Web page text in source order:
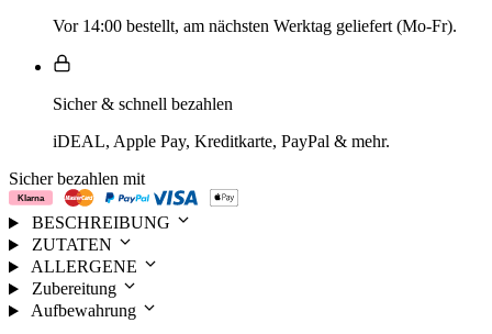
Vor 14:00 bestellt, am nächsten Werktag geliefert (Mo-Fr).
Sicher & schnell bezahlen
iDEAL, Apple Pay, Kreditkarte, PayPal & mehr.
Sicher bezahlen mit
BESCHREIBUNG
ZUTATEN
ALLERGENE
Zubereitung
Aufbewahrung